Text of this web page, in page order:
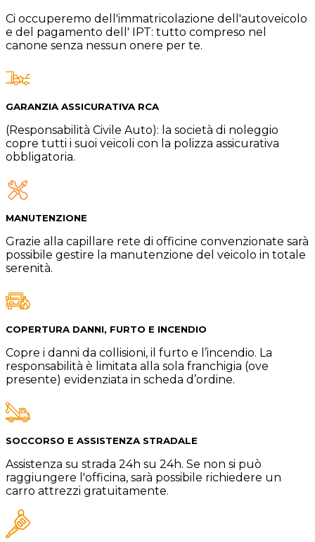
Ci occuperemo dell'immatricolazione dell'autoveicolo
e del pagamento dell' IPT: tutto compreso nel
canone senza nessun onere per te.
GARANZIA ASSICURATIVA RCA
(Responsabilità Civile Auto): la società di noleggio
copre tutti i suoi veicoli con la polizza assicurativa
obbligatoria.
MANUTENZIONE
Grazie alla capillare rete di officine convenzionate sarà
possibile gestire la manutenzione del veicolo in totale
serenità.
COPERTURA DANNI, FURTO E INCENDIO
Copre i danni da collisioni, il furto e l’incendio. La
responsabilità è limitata alla sola franchigia (ove
presente) evidenziata in scheda d’ordine.
SOCCORSO E ASSISTENZA STRADALE
Assistenza su strada 24h su 24h. Se non si può
raggiungere l'officina, sarà possibile richiedere un
carro attrezzi gratuitamente.